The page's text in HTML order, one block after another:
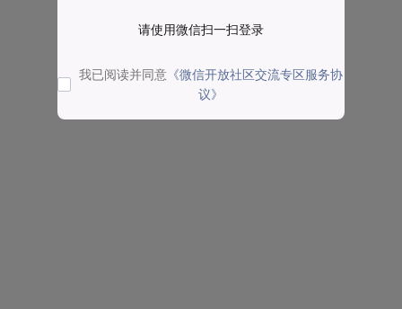
请使用微信扫一扫登录
我已阅读并同意 《微信开放社区交流专区服务协
议》